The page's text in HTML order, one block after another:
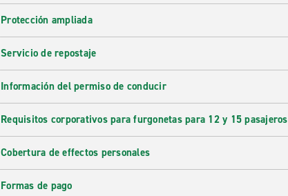
Protección ampliada
Servicio de repostaje
Información del permiso de conducir
Requisitos corporativos para furgonetas para 12 y 15 pasajeros
Cobertura de effectos personales
Formas de pago